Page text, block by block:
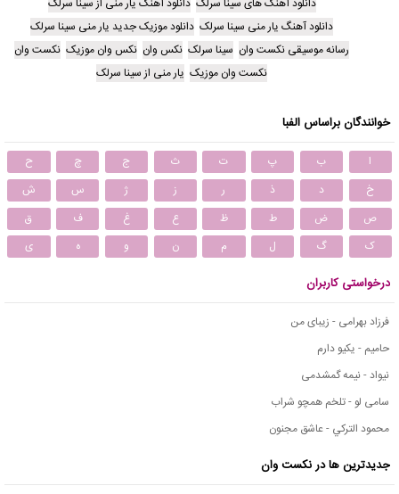
دانلود آهنگ های سینا سرلک دانلود آهنگ یار منی از سینا سرلک
دانلود آهنگ یار منی سینا سرلک دانلود موزیک جدید یار منی سینا سرلک
رسانه موسیقی نکست وان سینا سرلک نکس وان نکس وان موزیک نکست وان
نکست وان موزیک یار منی از سینا سرلک
خوانندگان براساس الفبا
ا ب پ ت ث ج چ
ح
خ
د ذ ر ز ژ س
ش
ص
ض ط ظ ع غ ف
ق
ک
گ ل م ن و ه ی
درخواستی کاربران
فرزاد بهرامی - زیبای من
حامیم - یکیو دارم
نیواد - نیمه گمشدمی
سامی لو - تلخم همچو شراب
محمود التركي - عاشق مجنون
جدیدترین ها در نکست وان